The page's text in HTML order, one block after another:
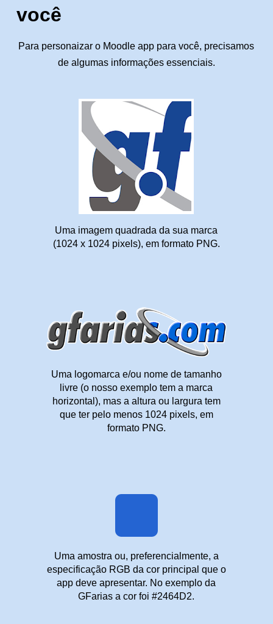
você
Para personaizar o Moodle app para você, precisamos
de algumas informações essenciais.
Uma imagem quadrada da sua marca
(1024 x 1024 pixels), em formato PNG.
Uma logomarca e/ou nome de tamanho
livre (o nosso exemplo tem a marca
horizontal), mas a altura ou largura tem
que ter pelo menos 1024 pixels, em
formato PNG.
Uma amostra ou, preferencialmente, a
especificação RGB da cor principal que o
app deve apresentar. No exemplo da
GFarias a cor foi #2464D2.